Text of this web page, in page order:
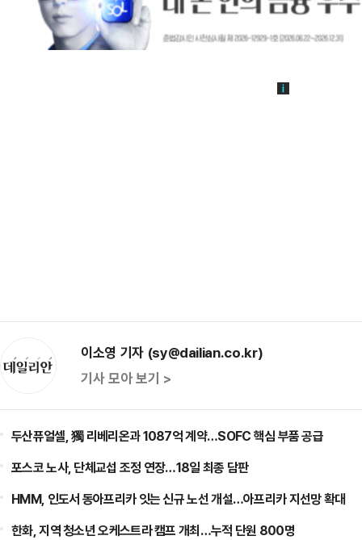
이소영 기자 (sy@dailian.co.kr)
기사 모아 보기 >
두산퓨얼셀, 獨 리베리온과 1087억 계약…SOFC 핵심 부품 공급
포스코 노사, 단체교섭 조정 연장…18일 최종 담판
HMM, 인도서 동아프리카 잇는 신규 노선 개설…아프리카 지선망 확대
한화, 지역 청소년 오케스트라 캠프 개최…누적 단원 800명